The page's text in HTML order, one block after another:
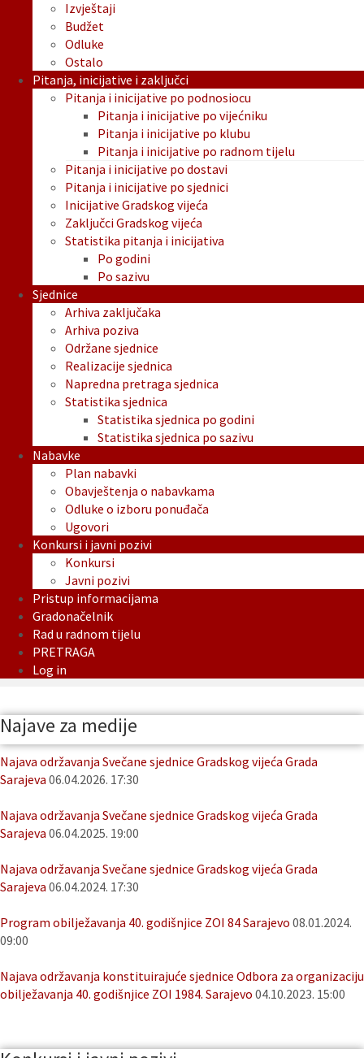
Izvještaji
Budžet
Odluke
Ostalo
Pitanja, inicijative i zaključci
Pitanja i inicijative po podnosiocu
Pitanja i inicijative po vijećniku
Pitanja i inicijative po klubu
Pitanja i inicijative po radnom tijelu
Pitanja i inicijative po dostavi
Pitanja i inicijative po sjednici
Inicijative Gradskog vijeća
Zaključci Gradskog vijeća
Statistika pitanja i inicijativa
Po godini
Po sazivu
Sjednice
Arhiva zaključaka
Arhiva poziva
Održane sjednice
Realizacije sjednica
Napredna pretraga sjednica
Statistika sjednica
Statistika sjednica po godini
Statistika sjednica po sazivu
Nabavke
Plan nabavki
Obavještenja o nabavkama
Odluke o izboru ponuđača
Ugovori
Konkursi i javni pozivi
Konkursi
Javni pozivi
Pristup informacijama
Gradonačelnik
Rad u radnom tijelu
PRETRAGA
Log in
Najave za medije
Najava održavanja Svečane sjednice Gradskog vijeća Grada
Sarajeva 06.04.2026. 17:30
Najava održavanja Svečane sjednice Gradskog vijeća Grada
Sarajeva 06.04.2025. 19:00
Najava održavanja Svečane sjednice Gradskog vijeća Grada
Sarajeva 06.04.2024. 17:30
Program obilježavanja 40. godišnjice ZOI 84 Sarajevo 08.01.2024.
09:00
Najava održavanja konstituirajuće sjednice Odbora za organizaciju
obilježavanja 40. godišnjice ZOI 1984. Sarajevo 04.10.2023. 15:00